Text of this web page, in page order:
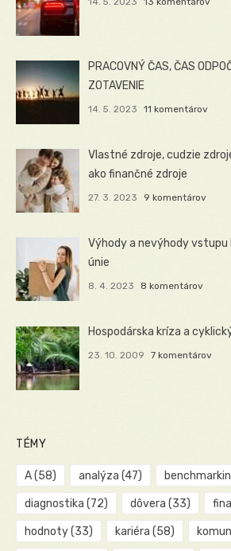
PRACOVNÝ ČAS, ČAS
ZOTAVENIE
14. 5. 2023 11 komentárov
Vlastné zdroje, cudzie
ako finančné zdroje
27. 3. 2023 9 komentárov
Výhody a nevýhody vstupu
únie
8. 4. 2023 8 komentárov
Hospodárska kríza a
23. 10. 2009 7 komentárov
TÉMY
A(58) analýza (47)
diagnostika (72) dôvera (33)
hodnoty(33) kariéra (58)